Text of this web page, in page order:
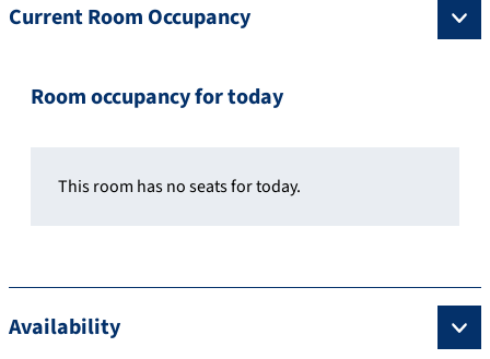
Current Room Occupancy
Room occupancy for today
This room has no seats for today.
Availability